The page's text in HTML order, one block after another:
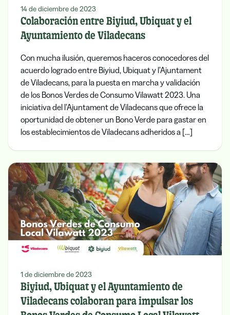
14 de diciembre de 2023
Colaboración entre Biyiud, Ubiquat y el
Ayuntamiento de Viladecans
Con mucha ilusión, queremos haceros conocedores del
acuerdo logrado entre Biyiud, Ubiquat y l’Ajuntament
de Viladecans, para la puesta en marcha y validación
de los Bonos Verdes de Consumo Vilawatt 2023. Una
iniciativa del l’Ajuntament de Viladecans que ofrece la
oportunidad de obtener un Bono Verde para gastar en
los establecimientos de Viladecans adheridos a […]
1 de diciembre de 2023
Biyiud, Ubiquat y el Ayuntamiento de
Viladecans colaboran para impulsar los